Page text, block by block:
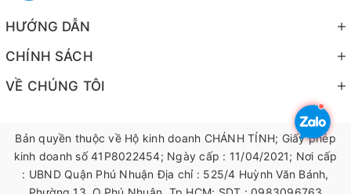
HƯỚNG DẪN
CHÍNH SÁCH
VỀ CHÚNG TÔI
Bản quyền thuộc về Hộ kinh doanh CHÁNH TÍNH; Giấy phép
kinh doanh số 41P8022454; Ngày cấp : 11/04/2021; Nơi cấp
: UBND Quận Phú Nhuận Địa chỉ : 525/4 Huỳnh Văn Bánh,